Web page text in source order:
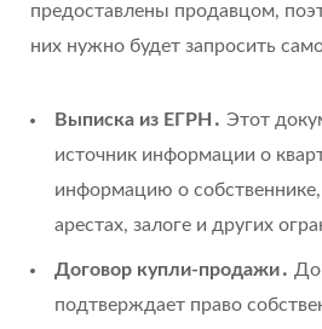
предоставлены продавцом,
них нужно будет запросить
Выписка из ЕГРН․ Этот
источник информации о
информацию о
арестах, залоге и других
Договор купли-продажи․
подтверждает право